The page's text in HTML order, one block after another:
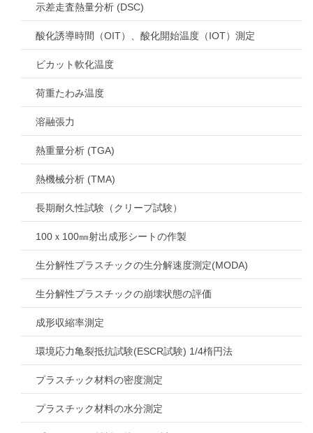
示差走査熱量分析 (DSC)
酸化誘導時間（OIT）、酸化開始温度（IOT）測定
ビカット軟化温度
荷重たわみ温度
溶融張力
熱重量分析 (TGA)
熱機械分析 (TMA)
長期耐久性試験（クリープ試験）
100ｘ100㎜射出成形シートの作製
生分解性プラスチックの生分解速度測定(MODA)
生分解性プラスチックの崩壊状態の評価
成形収縮率測定
環境応力亀裂抵抗試験(ESCR試験) 1/4楕円法
プラスチック材料の密度測定
プラスチック材料の水分測定